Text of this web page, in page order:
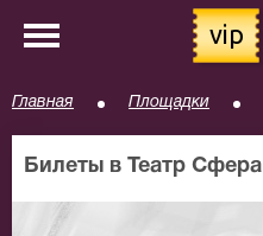
vip
Главная Площадки
Билеты в Театр Сфера